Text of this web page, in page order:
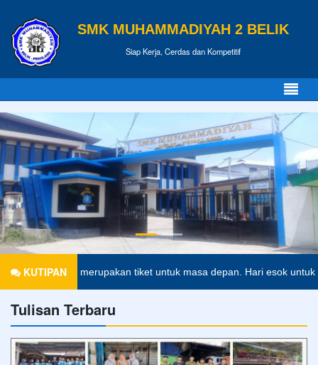
SMK MUHAMMADIYAH 2 BELIK
Siap Kerja, Cerdas dan Kompetitif
KUTIPAN
merupakan tiket untuk masa depan. Hari esok untuk
Tulisan Terbaru